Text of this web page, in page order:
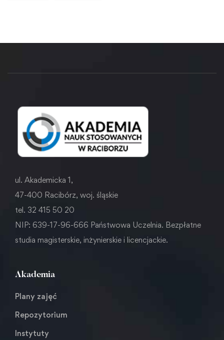
ul. Akademicka 1,
47-400 Racibórz, woj. śląskie
tel. 32 415 50 20
NIP: 639-17-96-666 Państwowa Uczelnia. Bezpłatne
studia magisterskie, inżynierskie i licencjackie.
Akademia
Plany zajęć
Repozytorium
Instytuty